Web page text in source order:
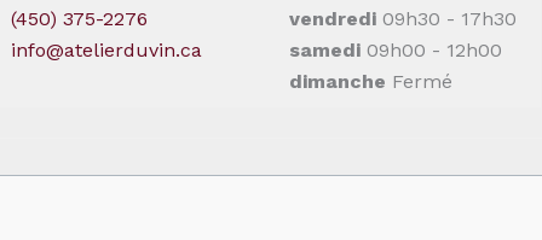
(450) 375-2276
info@atelierduvin.ca
vendredi 09h30 - 17h30
samedi 09h00 - 12h00
dimanche Fermé